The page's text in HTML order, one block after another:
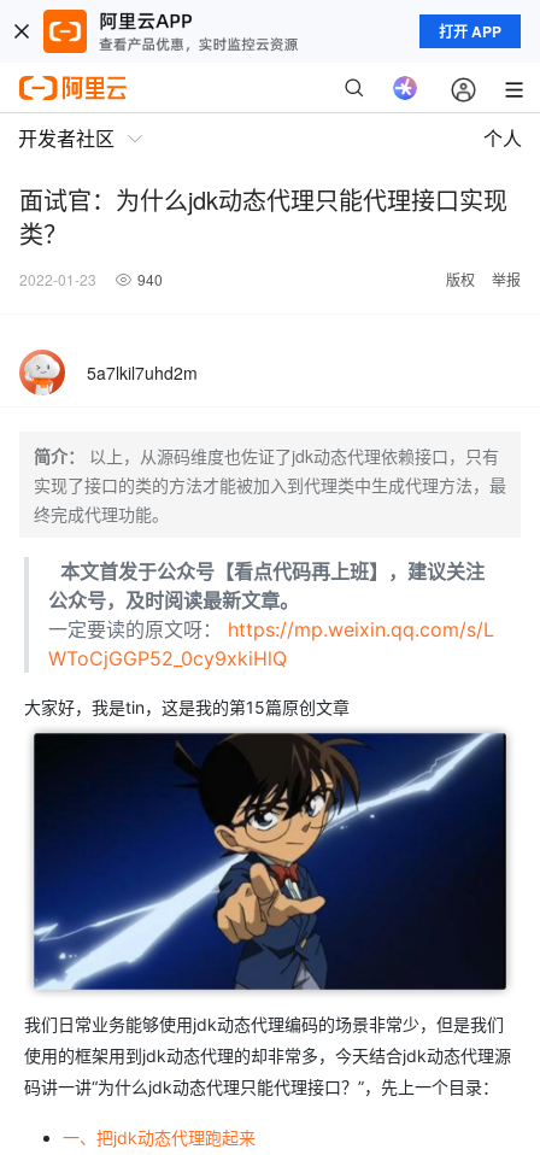
打开 APP
开发者社区 个人
面试官：为什么jdk动态代理只能代理接口实现
类？
2022-01-23 940 版权 举报
5a7lkil7uhd2m
简介：
以上，从源码维度也佐证了jdk动态代理依赖接口，只有
实现了接口的类的方法才能被加入到代理类中生成代理方法，最
终完成代理功能。
本文首发于公众号【看点代码再上班】，建议关注
公众号，及时阅读最新文章。
一定要读的原文呀： https://mp.weixin.qq.com/s/L
WToCjGGP52_0cy9xkiHlQ
大家好，我是tin，这是我的第15篇原创文章
我们日常业务能够使用jdk动态代理编码的场景非常少，但是我们
使用的框架用到jdk动态代理的却非常多，今天结合jdk动态代理源
码讲一讲“为什么jdk动态代理只能代理接口？”，先上一个目录：
一、把jdk动态代理跑起来